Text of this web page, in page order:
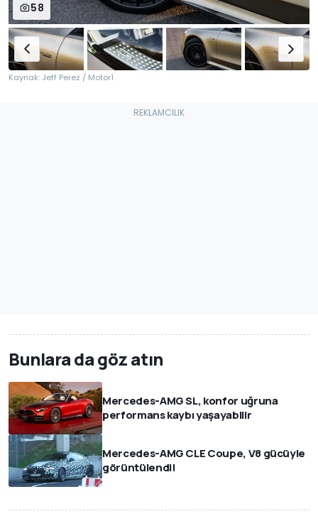
58
Kaynak: Jeff Perez / Motor1
Bunlara da göz atın
Mercedes-AMG SL, konfor uğruna
performans kaybı yaşayabilir
Mercedes-AMG CLE Coupe, V8 gücüyle
görüntülendi!